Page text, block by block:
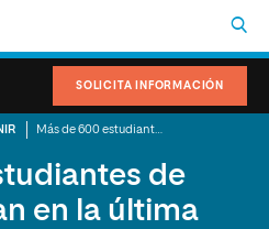
SOLICITA INFORMACIÓN
de
en la última